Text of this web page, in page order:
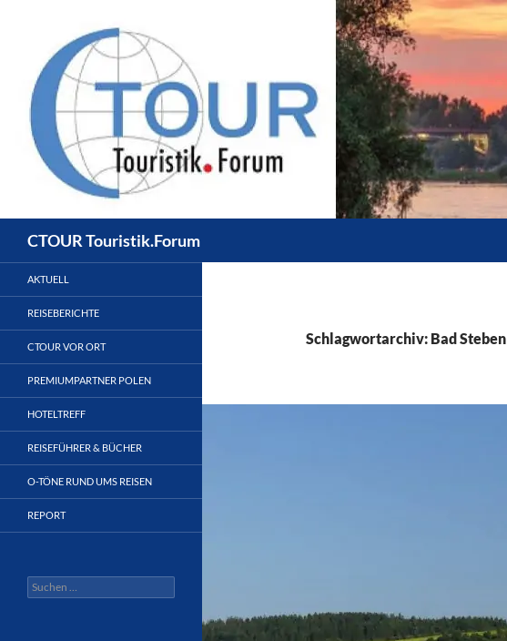
springen
CTOUR Touristik.Forum
Schlagwortarchiv: Bad Steben
AKTUELL
REISEBERICHTE
CTOUR VOR ORT
PREMIUMPARTNER POLEN
HOTELTREFF
REISEFÜHRER & BÜCHER
O-TÖNE RUND UMS REISEN
REPORT
Suchen
nach: